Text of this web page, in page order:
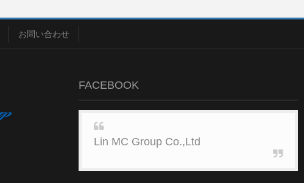
お問い合わせ
FACEBOOK
Lin MC Group Co.,Ltd